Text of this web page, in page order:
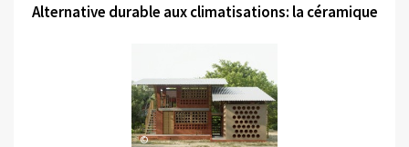
Alternative durable aux climatisations: la céramique
©